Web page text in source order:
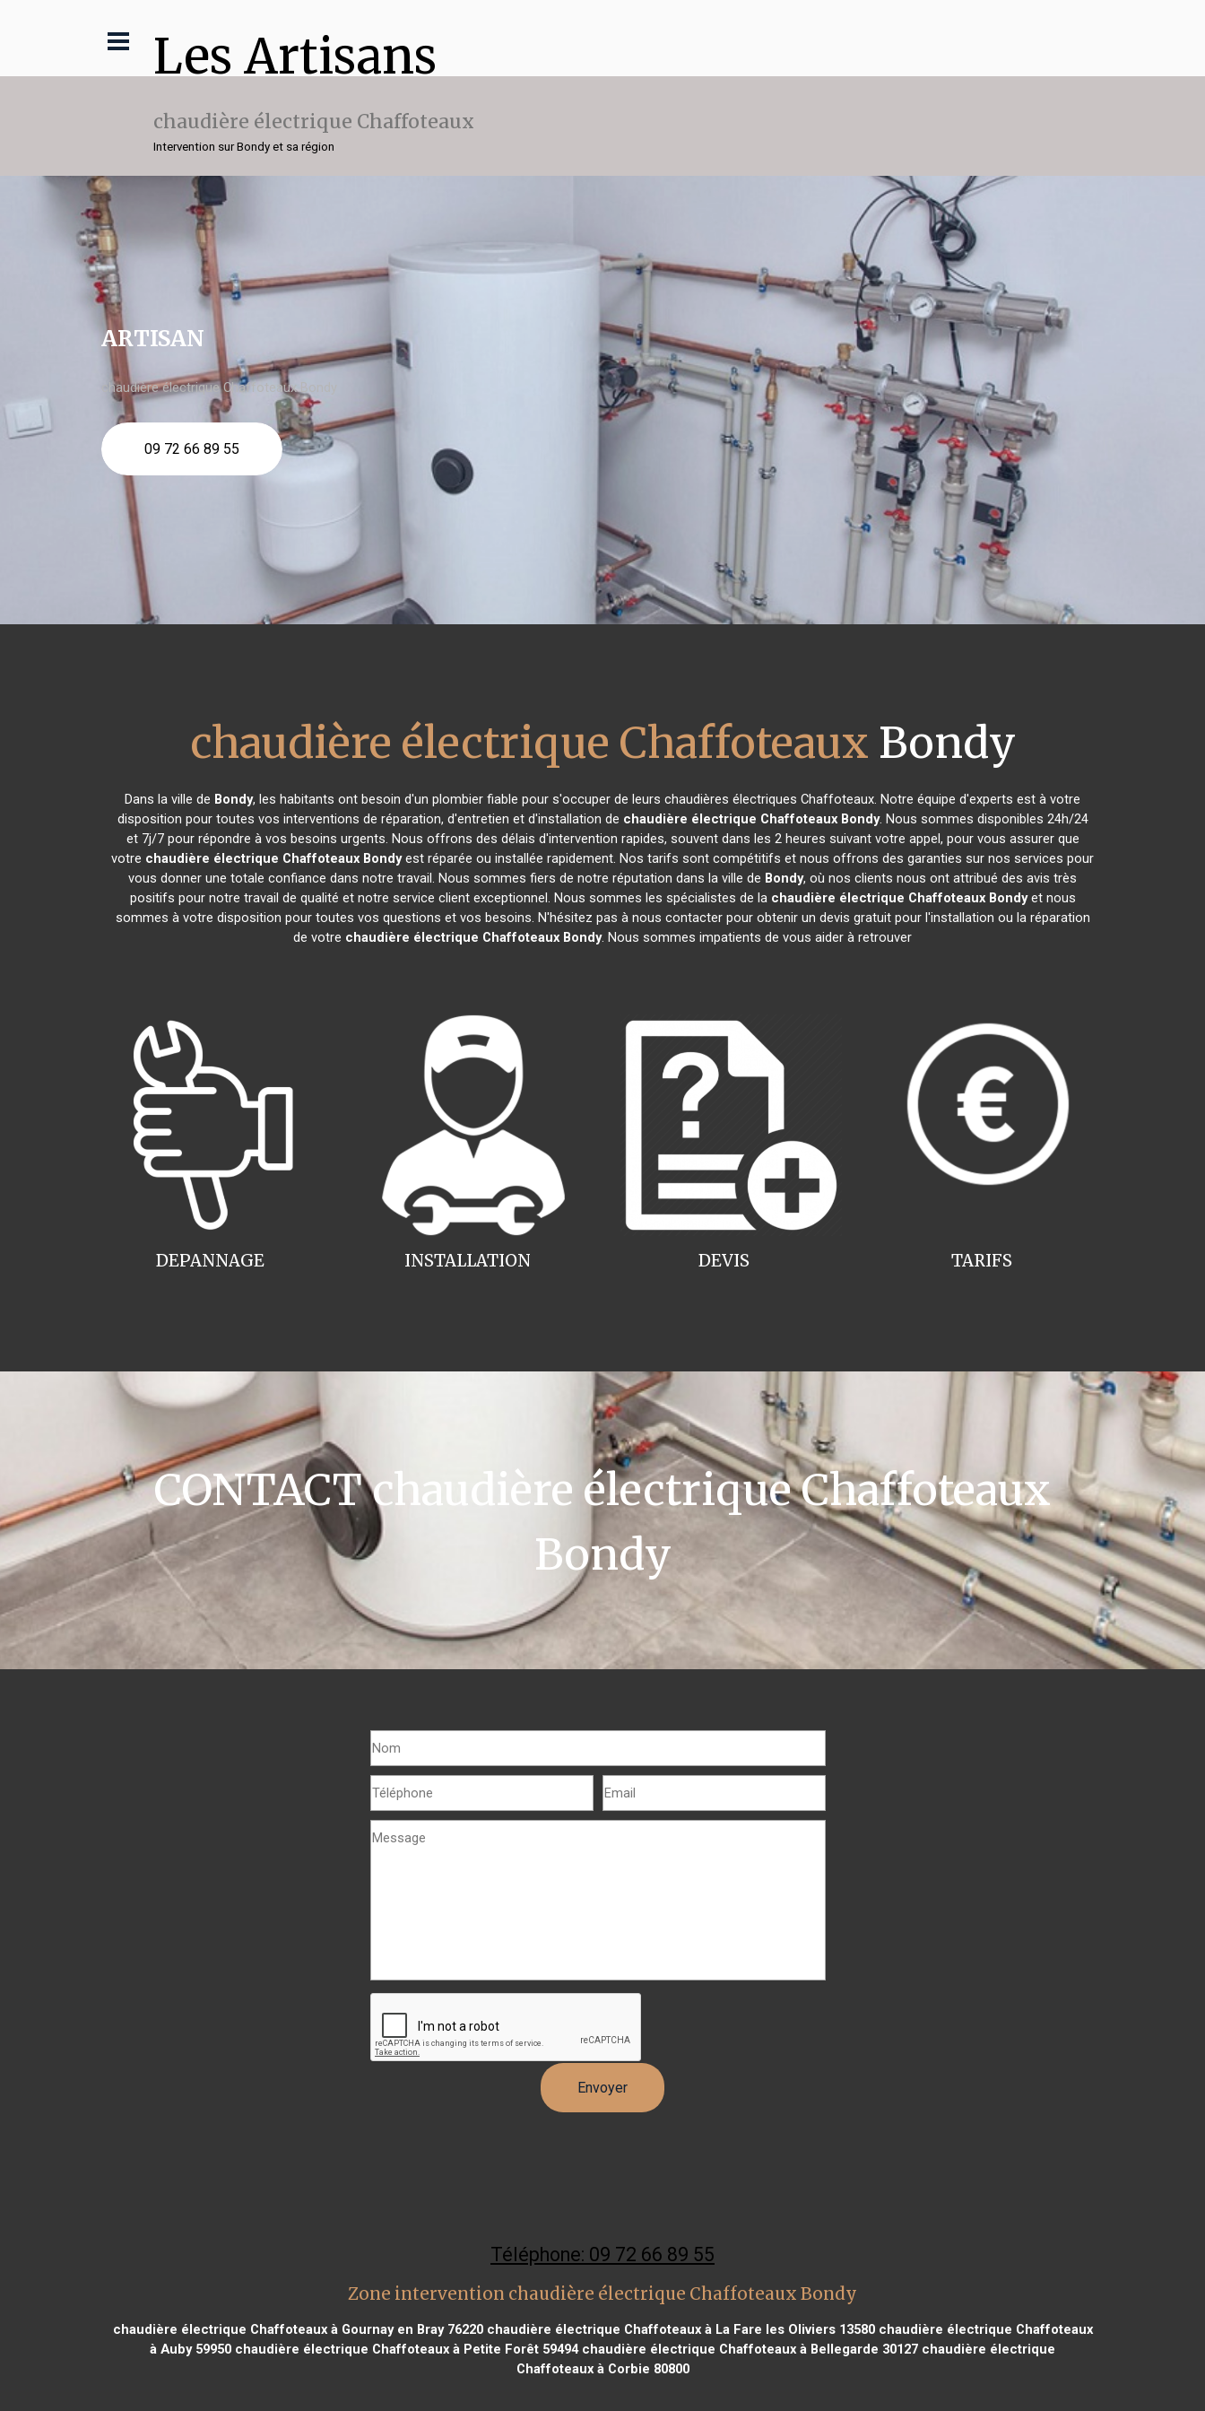
Les Artisans
chaudière électrique Chaffoteaux
Intervention sur Bondy et sa région
ARTISAN
chaudière électrique Chaffoteaux Bondy
09 72 66 89 55
chaudière électrique Chaffoteaux Bondy
Dans la ville de Bondy, les habitants ont besoin d'un plombier fiable pour s'occuper de leurs chaudières électriques Chaffoteaux. Notre équipe d'experts est à votre
disposition pour toutes vos interventions de réparation, d'entretien et d'installation de chaudière électrique Chaffoteaux Bondy. Nous sommes disponibles 24h/24
et 7j/7 pour répondre à vos besoins urgents. Nous offrons des délais d'intervention rapides, souvent dans les 2 heures suivant votre appel, pour vous assurer que
votre chaudière électrique Chaffoteaux Bondyest réparée ou installée rapidement. Nos tarifs sont compétitifs et nous offrons des garanties sur nos services pour
vous donner une totale confiance dans notre travail. Nous sommes fiers de notre réputation dans la ville de Bondy, où nos clients nous ont attribué des avis très
positifs pour notre travail de qualité et notre service client exceptionnel. Nous sommes les spécialistes de la chaudière électrique Chaffoteaux Bondyet nous
sommes à votre disposition pour toutes vos questions et vos besoins. N'hésitez pas à nous contacter pour obtenir un devis gratuit pour l'installation ou la réparation
de votre chaudière électrique Chaffoteaux Bondy. Nous sommes impatients de vous aider à retrouver
INSTALLATION
DEPANNAGE TARIFS
DEVIS
CONTACT chaudière électrique Chaffoteaux
Bondy
Téléphone: 09 72 66 89 55
Zone intervention chaudière électrique Chaffoteaux Bondy
chaudière électrique Chaffoteaux à Gournay en Bray 76220chaudière électrique Chaffoteaux à La Fare les Oliviers 13580chaudière électrique Chaffoteaux
à Auby 59950 chaudière électrique Chaffoteaux à Petite Forêt 59494chaudière électrique Chaffoteaux à Bellegarde 30127 chaudière électrique
Chaffoteaux à Corbie 80800